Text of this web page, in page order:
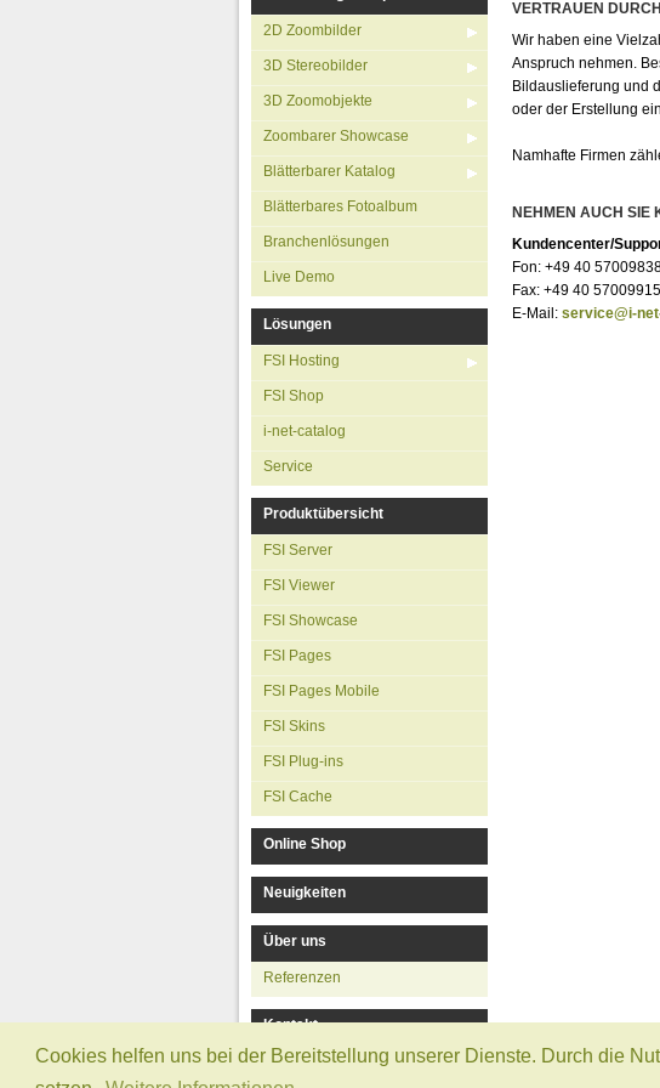
Cookies helfen uns bei der Bereitstellung unserer Dienste. Durch die
3D Zoomobjekte
Zoombarer Showcase
Blätterbarer Katalog
Blätterbares Fotoalbum
Branchenlösungen
2D Zoombilder
3D Stereobilder
3D Zoomobjekte
Zoombarer Showcase
Blätterbarer Katalog
Blätterbares Fotoalbum
Branchenlösungen
Live Demo
Lösungen
FSI Hosting
FSI Shop
i-net-catalog
Service
Produktübersicht
FSI Server
FSI Viewer
FSI Showcase
FSI Pages
FSI Pages Mobile
FSI Skins
FSI Plug-ins
FSI Cache
Online Shop
Neuigkeiten
Über uns
Referenzen
Kontakt
VERTRAUEN
Wir haben eine
Anspruch nehmen.
Bildauslieferung und
oder der Erstellung
Namhafte Firmen
NEHMEN AUCH SIE
Kundencenter/
Fon: +49 40
Fax: +49 40 57009915
E-Mail: service@i-